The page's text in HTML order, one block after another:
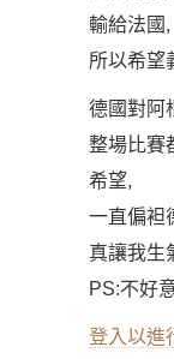
輸給法國,
所以希望
德國對阿
整場比賽
希望,
一直偏袒
真讓我生
PS:不好
登入以進